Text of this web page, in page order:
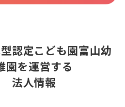
認定こども園富山幼
園を運営する
法人情報